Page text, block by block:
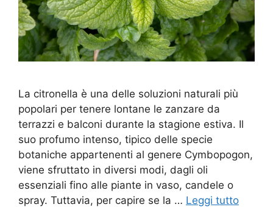
La citronella è una delle soluzioni naturali più
popolari per tenere lontane le zanzare da
terrazzi e balconi durante la stagione estiva. Il
suo profumo intenso, tipico delle specie
botaniche appartenenti al genere Cymbopogon,
viene sfruttato in diversi modi, dagli oli
essenziali fino alle piante in vaso, candele o
spray. Tuttavia, per capire se la … Leggi tutto